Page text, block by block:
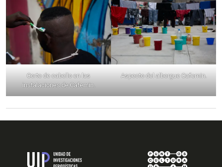
Corte de cabello en las
instalaciones de Cafemin.
Aspecto del albergue Cafemin.